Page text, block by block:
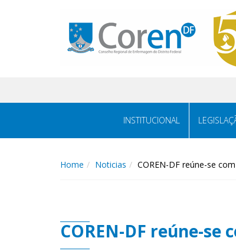
INSTITUCIONAL
Home Noticias COREN-DF reúne-se com
COREN-DF reúne-se